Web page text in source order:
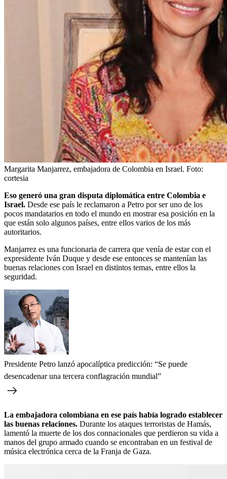
Margarita Manjarrez, embajadora de Colombia en Israel. Foto:
cortesia
Eso generó una gran disputa diplomática entre Colombia e
Israel. Desde ese país le reclamaron a Petro por ser uno de los
pocos mandatarios en todo el mundo en mostrar esa posición en la
que están solo algunos países, entre ellos varios de los más
autoritarios.
Manjarrez es una funcionaria de carrera que venía de estar con el
expresidente Iván Duque y desde ese entonces se mantenían las
buenas relaciones con Israel en distintos temas, entre ellos la
seguridad.
Presidente Petro lanzó apocalíptica predicción: “Se puede
desencadenar una tercera conflagración mundial”
La embajadora colombiana en ese país había logrado establecer
las buenas relaciones. Durante los ataques terroristas de Hamás,
lamentó la muerte de los dos connacionales que perdieron su vida a
manos del grupo armado cuando se encontraban en un festival de
música electrónica cerca de la Franja de Gaza.